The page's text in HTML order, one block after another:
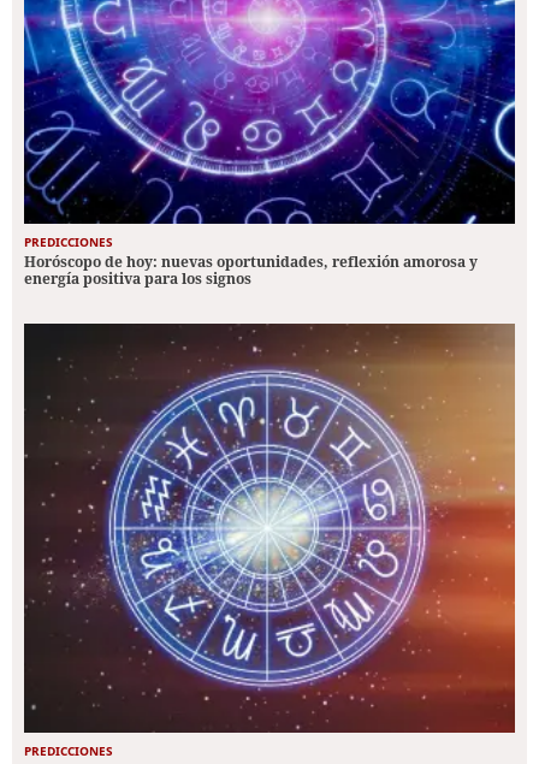
PREDICCIONES
Horóscopo de hoy: nuevas oportunidades, reflexión amorosa y
energía positiva para los signos
PREDICCIONES